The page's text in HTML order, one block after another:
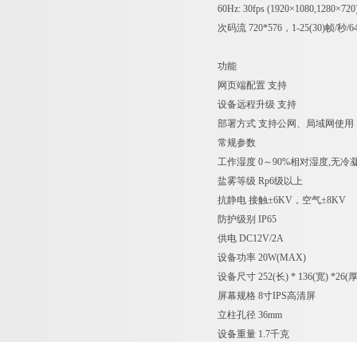
60Hz: 30fps
次码流 720*576，1-
功能
网页端配置 支持
设备远程升级 支持
部署方式 支持公网、局域网使用
常规参数
工作湿度 0～90%相对湿度,无冷
盐雾等级 Rp6级以上
抗静电 接触±6KV，空气±8KV
防护级别 IP65
供电 DC12V/2A
设备功率 20W(MAX)
设备尺寸 252(长) * 136(宽) *26(
屏幕规格 8寸IPS高清屏
立柱孔径 36mm
设备重量 1.7千克